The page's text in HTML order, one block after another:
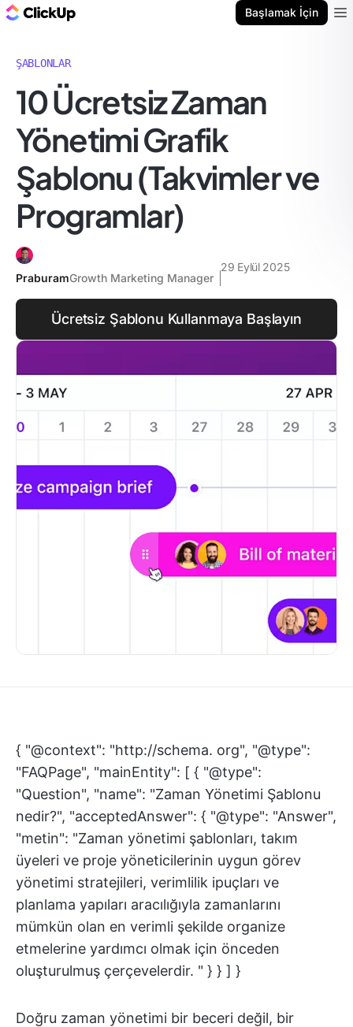
Başlamak İçin
ŞABLONLAR
10 Ücretsiz Zaman
Yönetimi Grafik
Şablonu (Takvimler ve
Programlar)
PraburamGrowth Marketing Manager
29 Eylül 2025
Ücretsiz Şablonu Kullanmaya Başlayın
{ "@context": "http://schema. org", "@type":
"FAQPage", "mainEntity": [ { "@type":
"Question", "name": "Zaman Yönetimi Şablonu
nedir?", "acceptedAnswer": { "@type": "Answer",
"metin": "Zaman yönetimi şablonları, takım
üyeleri ve proje yöneticilerinin uygun görev
yönetimi stratejileri, verimlilik ipuçları ve
planlama yapıları aracılığıyla zamanlarını
mümkün olan en verimli şekilde organize
etmelerine yardımcı olmak için önceden
oluşturulmuş çerçevelerdir. " } } ] }
Doğru zaman yönetimi bir beceri değil, bir